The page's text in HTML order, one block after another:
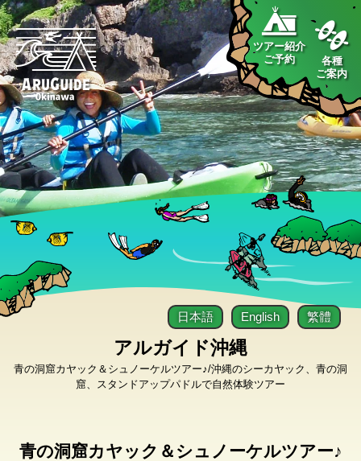
ツアー紹介
ご予約
各種
ご案内
アルガイド沖縄
青の洞窟カヤック＆シュノーケルツアー♪/沖縄のシーカヤック、青の洞
窟、スタンドアップパドルで自然体験ツアー
日本語 English 繁體
青の洞窟カヤック＆シュノーケルツアー♪